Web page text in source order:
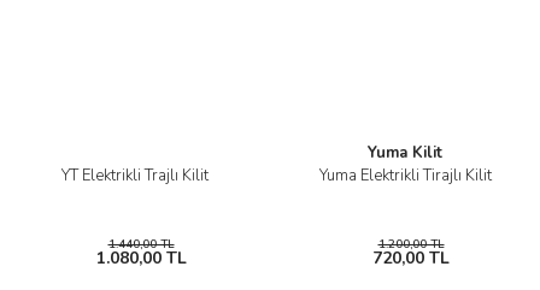
YT Elektrikli Trajlı Kilit
1.440,00 TL
1.080,00 TL
Yuma Kilit
Yuma Elektrikli Tirajlı Kilit
1.200,00 TL
720,00 TL